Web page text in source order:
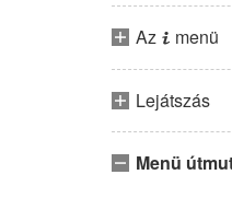
Az i menü
Lejátszás
Menü